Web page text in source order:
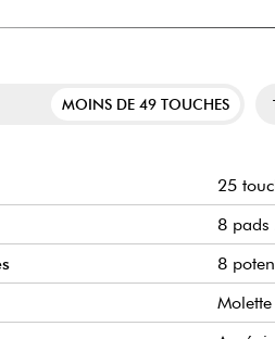
MOINS DE 49 TOUCHES
25
8 pads
8